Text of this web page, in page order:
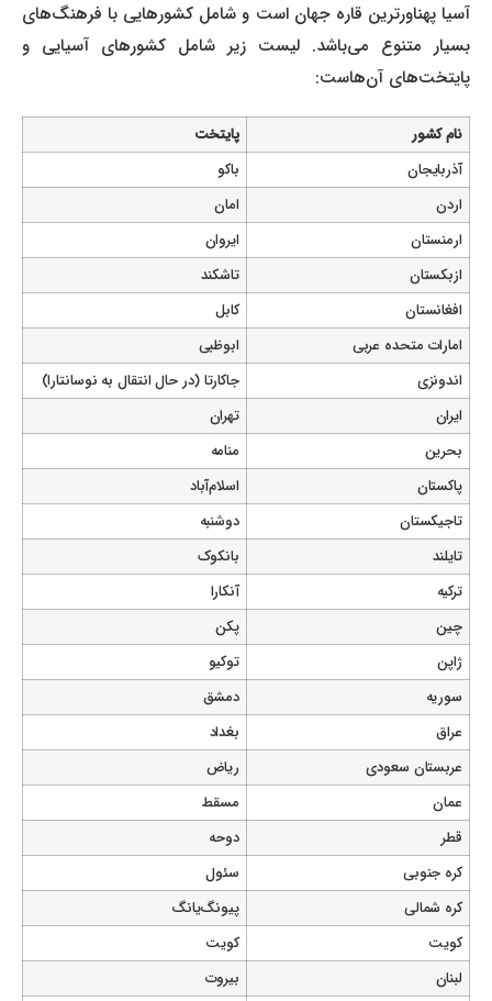
آسیا پهناورترین قاره جهان است و شامل کشورهایی با فرهنگ‌های
بسیار متنوع می‌باشد. لیست زیر شامل کشورهای آسیایی و
پایتخت‌های آن‌هاست:
نام کشور
پایتخت
آذربایجان
اردن
امان
ارمنستان
ایروان
ازبکستان
تاشکند
افغانستان
کابل
امارات متحده عربی
ابوظبی
اندونزی
جاکارتا (در حال انتقال به نوسانتارا)
ایران
تهران
بحرین
منامه
پاکستان
اسلام‌آباد
تاجیکستان
دوشنبه
تایلند
بانکوک
ترکیه
آنکارا
چین
پکن
ژاپن
توکیو
سوریه
دمشق
عراق
بغداد
عربستان سعودی
ریاض
عمان
مسقط
دوحه
کره جنوبی
سئول
کره شمالی
پیونگ‌یانگ
کویت
کویت
لبنان
بیروت